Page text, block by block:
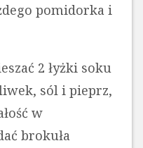
pomidorka i
2 łyżki soku
sól i pieprz,
w
brokuła